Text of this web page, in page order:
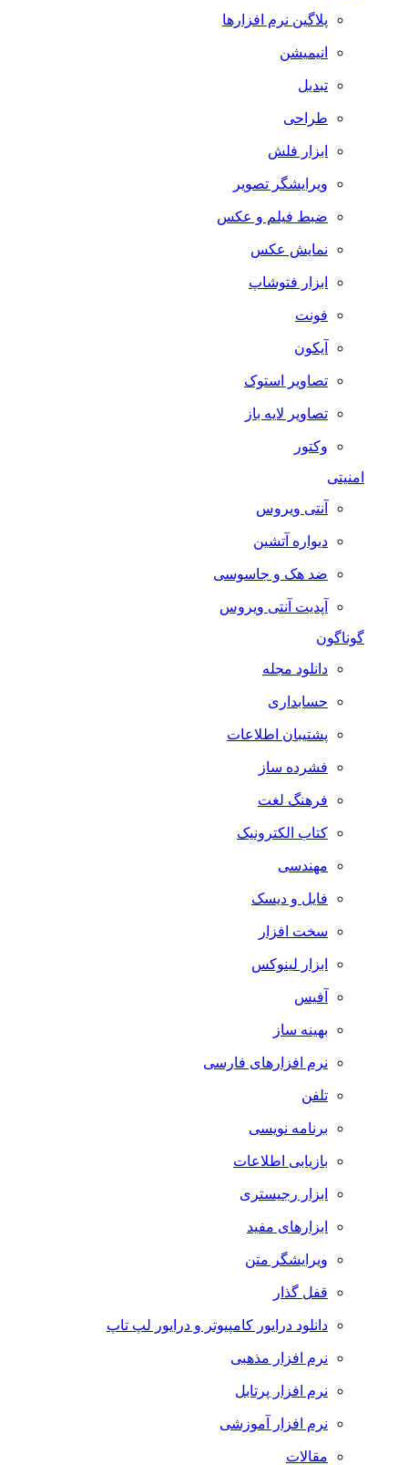
پلاگین نرم افزارها
انیمیشن
تبدیل
طراحی
ابزار فلش
ویرایشگر تصویر
ضبط فيلم و عكس
نمایش عکس
ابزار فتوشاپ
فونت
آیکون
تصاویر استوک
تصاویر لایه باز
وکتور
امنیتی
آنتی ویروس
دیواره آتشین
ضد هک و جاسوسی
آپدیت آنتی ویروس
گوناگون
دانلود مجله
حسابداری
پشتیبان اطلاعات
فشرده ساز
فرهنگ لغت
کتاب الکترونیک
مهندسی
فایل و دیسک
سخت افزار
ابزار لینوکس
آفیس
بهینه ساز
نرم افزارهای فارسی
تلفن
برنامه نویسی
بازیابی اطلاعات
ابزار رجیستری
ابزارهای مفید
ویرایشگر متن
قفل گذار
دانلود درایور کامپیوتر و درایور لپ تاپ
نرم افزار مذهبی
نرم افزار پرتابل
نرم افزار آموزشی
مقالات